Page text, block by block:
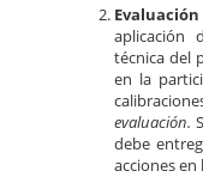
Evaluación
aplicación
técnica del
en la
evaluación.
debe
acciones en